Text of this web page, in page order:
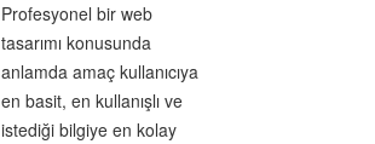
Profesyonel bir web
tasarımı konusunda
anlamda amaç kullanıcıya
en basit, en kullanışlı ve
istediği bilgiye en kolay